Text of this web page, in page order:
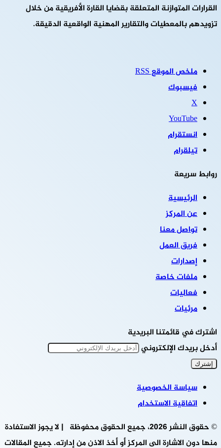
القرارات المتوازنة المتعلقة بقضايا القارة الأفريقية من خلال
تزويدهم بالمعطيات والتقارير المهنية الواقعية الدقيقة.
ملخص الموقع RSS
فيسبوك
‫X
‫YouTube
انستقرام
تيلقرام
روابط سريعة
الرئيسية
عن المركز
تواصل معنا
فريق العمل
إصدارات
ملفات خاصة
فعاليات
مرئيات
اشترك في قائمتنا البريدية
أدخل بريدك الإلكتروني
سياسة الخصوصية
اتفاقية الاستخدام
© حقوق النشر 2026، جميع الحقوق محفوظة | لا يجوز الاستفادة
منها دون الاشارة الى المركز أو أخذ الاذن من إدارته. جميع المقالات